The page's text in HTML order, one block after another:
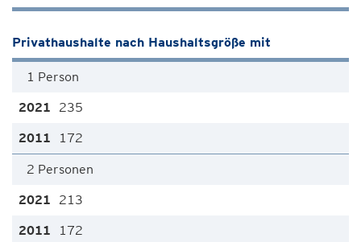
Privathaushalte nach Haushaltsgröße mit
1 Person
235
172
2 Personen
213
172